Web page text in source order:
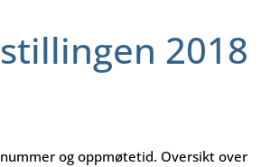
2018
og oppmøtetid. Oversikt over